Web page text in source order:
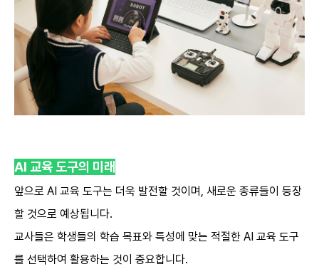
AI 교육 도구의 미래
앞으로 AI 교육 도구는 더욱 발전할 것이며, 새로운 종류들이 등장
할 것으로 예상됩니다.
교사들은 학생들의 학습 목표와 특성에 맞는 적절한 AI 교육 도구
를 선택하여 활용하는 것이 중요합니다.